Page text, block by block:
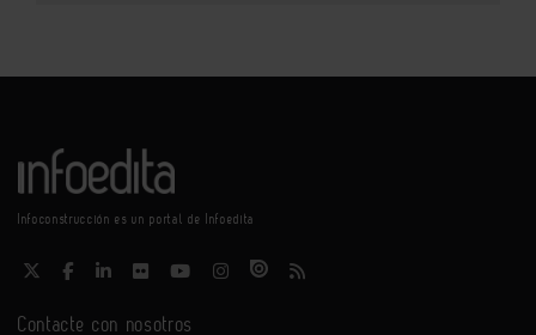
Infoconstrucción es un portal de Infoedita
Contacte con nosotros